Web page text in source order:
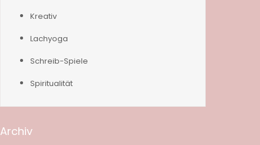
Kreativ
Lachyoga
Schreib-Spiele
Spiritualität
Archiv